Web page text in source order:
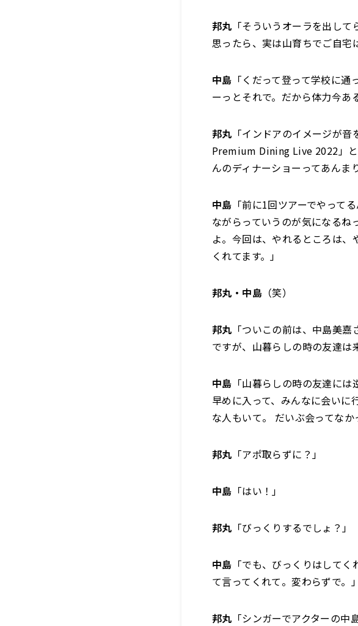
邦丸 「そういうオーラを出し
思ったら、実は山育ちでご自宅
中島 「くだって登って学校に
ーっとそれで。だから体力今あ
邦丸 「インドアのイメージが
Premium Dining Live 2022」
んのディナーショーってあんま
中島 「前に1回ツアーでやって
ながらっていうのが気になるね
よ。今回は、やれるところは、
くれてます。」
邦丸・中島 （笑）
邦丸 「ついこの前は、中島美
ですが、山暮らしの時の友達は
中島 「山暮らしの時の友達に
早めに入って、みんなに会いに
な人もいて。 だいぶ会ってな
邦丸 「アポ取らずに？」
中島 「はい！」
邦丸 「びっくりするでしょ？」
中島 「でも、びっくりはして
て言ってくれて。変わらずで。」
邦丸 「シンガーでアクターの